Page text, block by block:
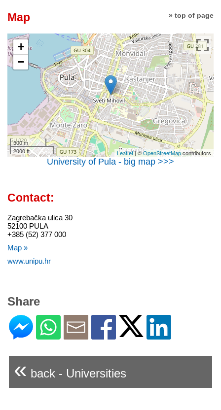
» top of page
Map
+
−
500 m
2000 ft
Leaflet| ©OpenStreetMapcontributors
University of Pula - big map >>>
Contact:
Zagrebačka ulica 30
52100 PULA
+385 (52) 377 000
Map »
www.unipu.hr
Share
« back - Universities